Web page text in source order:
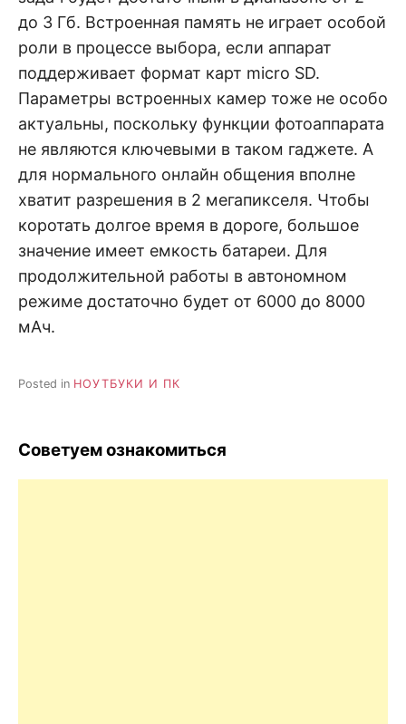
до 3 Гб. Встроенная память не играет особой
роли в процессе выбора, если аппарат
поддерживает формат карт micro SD.
Параметры встроенных камер тоже не особо
актуальны, поскольку функции фотоаппарата
не являются ключевыми в таком гаджете. А
для нормального онлайн общения вполне
хватит разрешения в 2 мегапикселя. Чтобы
коротать долгое время в дороге, большое
значение имеет емкость батареи. Для
продолжительной работы в автономном
режиме достаточно будет от 6000 до 8000
мАч.
Posted in НОУТБУКИ И ПК
Советуем ознакомиться